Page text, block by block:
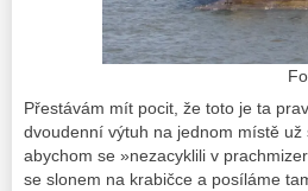
Přestávám mít pocit, že toto je ta
dvoudenní výtuh na jednom místě už
abychom se »nezacyklili v
se slonem na krabičce a posíláme